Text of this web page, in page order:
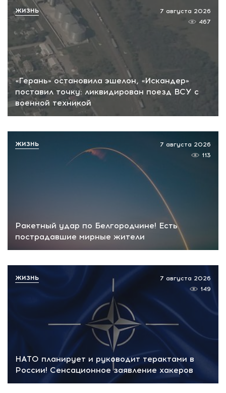
«Герань» остановила эшелон, «Искандер»
поставил точку: ликвидирован поезд ВСУ с
военной техникой
7 августа 2026
467
ЖИЗНЬ
Ракетный удар по Белгородчине! Есть
пострадавшие мирные жители
7 августа 2026
113
ЖИЗНЬ
НАТО планирует и руководит терактами в
России! Сенсационное заявление хакеров
7 августа 2026
149
ЖИЗНЬ